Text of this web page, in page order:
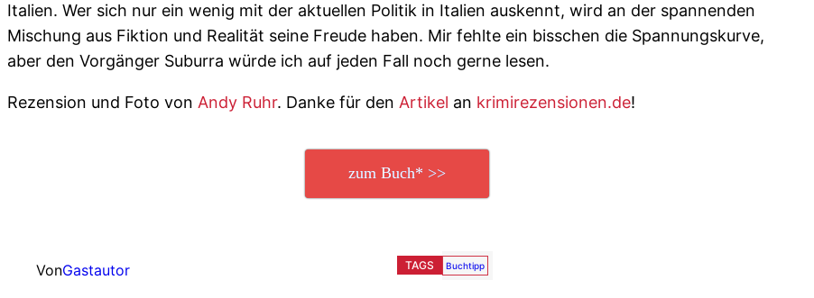
Italien. Wer sich nur ein wenig mit der aktuellen Politik in Italien auskennt, wird an der spannenden
Mischung aus Fiktion und Realität seine Freude haben. Mir fehlte ein bisschen die Spannungskurve,
aber den Vorgänger Suburra würde ich auf jeden Fall noch gerne lesen.
Rezension und Foto von Andy Ruhr. Danke für den Artikel an krimirezensionen.de!
zum Buch* >>
VonGastautor TAGS Buchtipp